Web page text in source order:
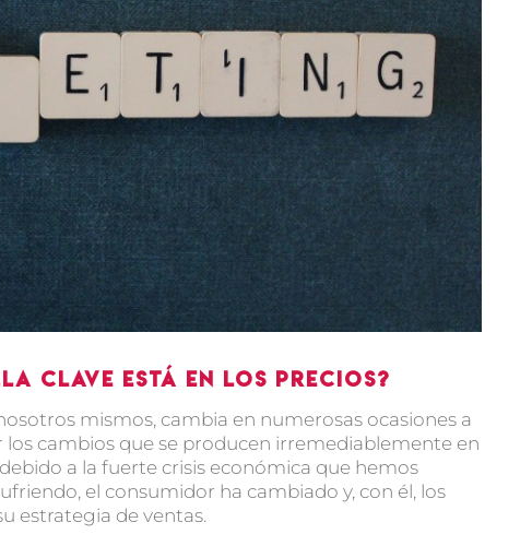
clave está en los precios?
mismos, cambia en numerosas ocasiones a
cambios que se producen irremediablemente en
a la fuerte crisis económica que hemos
el consumidor ha cambiado y, con él, los
estrategia de ventas.